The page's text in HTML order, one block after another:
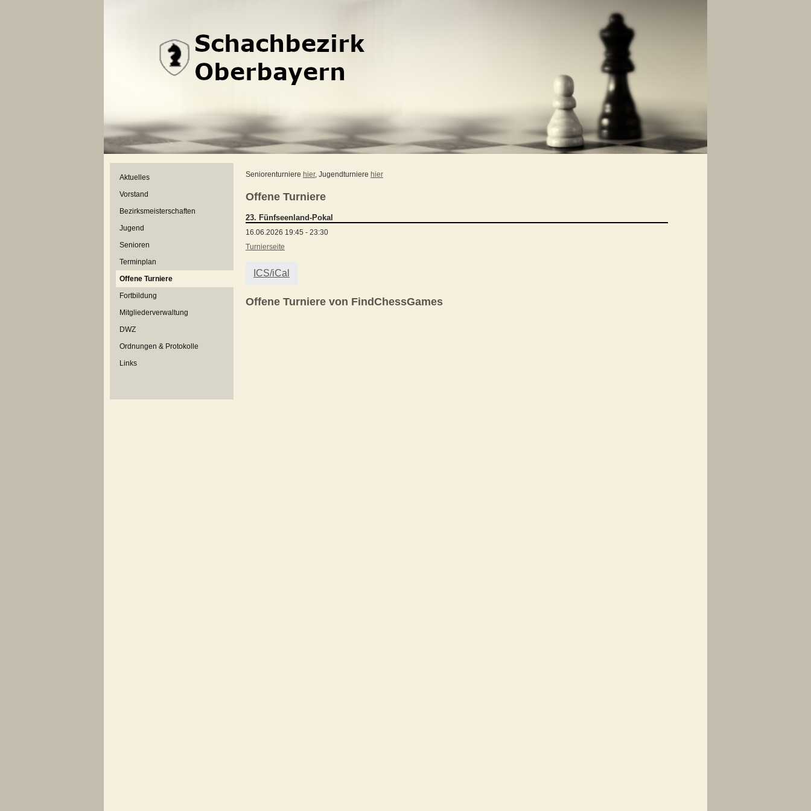
Aktuelles
Vorstand
Bezirksmeisterschaften
Jugend
Senioren
Terminplan
Offene Turniere
Fortbildung
Mitgliederverwaltung
DWZ
Ordnungen & Protokolle
Links
Seniorenturniere hier, Jugendturniere hier
Offene Turniere
23. Fünfseenland-Pokal
16.06.2026 19:45 - 23:30
Turnierseite
ICS/iCal
Offene Turniere von FindChessGames